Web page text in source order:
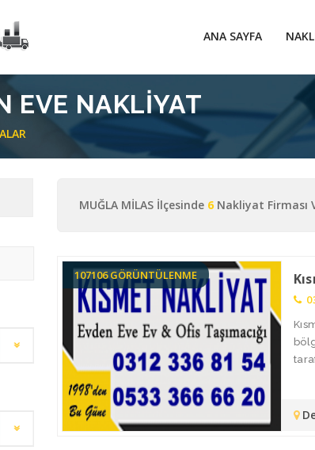
ANA SAYFA
EVE NAKLIYAT
MUĞLA MİLAS İlçesinde 6Nakliyat Firması
107106 GÖRÜNTÜLENME